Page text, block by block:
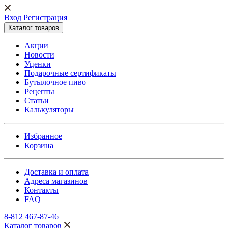
Вход Регистрация
Каталог товаров
Акции
Новости
Уценки
Подарочные сертификаты
Бутылочное пиво
Рецепты
Статьи
Калькуляторы
Избранное
Корзина
Доставка и оплата
Адреса магазинов
Контакты
FAQ
8-812 467-87-46
Каталог товаров